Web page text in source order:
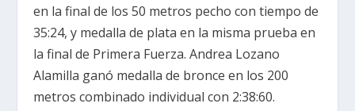
en la final de los 50 metros pecho con tiempo de
35:24, y medalla de plata en la misma prueba en
la final de Primera Fuerza. Andrea Lozano
Alamilla ganó medalla de bronce en los 200
metros combinado individual con 2:38:60.